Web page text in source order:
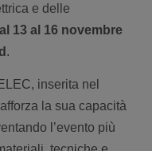
e delle
13 al 16 novembre
.
inserita nel
la sua capacità
l’evento più